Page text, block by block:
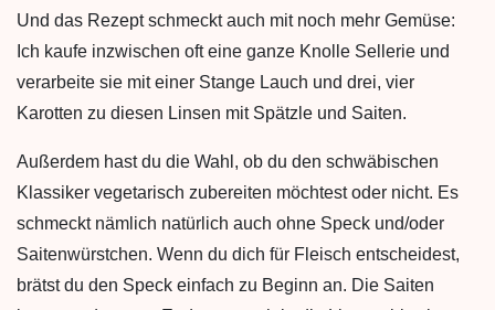
Und das Rezept schmeckt auch mit noch mehr Gemüse:
Ich kaufe inzwischen oft eine ganze Knolle Sellerie und
verarbeite sie mit einer Stange Lauch und drei, vier
Karotten zu diesen Linsen mit Spätzle und Saiten.
Außerdem hast du die Wahl, ob du den schwäbischen
Klassiker vegetarisch zubereiten möchtest oder nicht. Es
schmeckt nämlich natürlich auch ohne Speck und/oder
Saitenwürstchen. Wenn du dich für Fleisch entscheidest,
brätst du den Speck einfach zu Beginn an. Die Saiten